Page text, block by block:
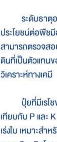
ระดับธาตุอ
ประโยชน์ต่อพืช
สามารถตรวจส
ดินที่เป็นตัวแทน
วิเคราะห์ทางเคมี
ปุ๋ยที่มีเรโชข
เทียบกับ P และ
เร่งใบ เหมาะสำ